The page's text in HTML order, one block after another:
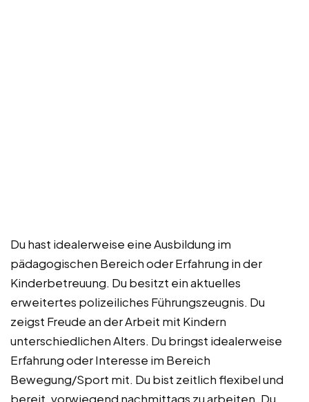
Du hast idealerweise eine Ausbildung im
pädagogischen Bereich oder Erfahrung in der
Kinderbetreuung. Du besitzt ein aktuelles
erweitertes polizeiliches Führungszeugnis. Du
zeigst Freude an der Arbeit mit Kindern
unterschiedlichen Alters. Du bringst idealerweise
Erfahrung oder Interesse im Bereich
Bewegung/Sport mit. Du bist zeitlich flexibel und
bereit, vorwiegend nachmittags zu arbeiten. Du